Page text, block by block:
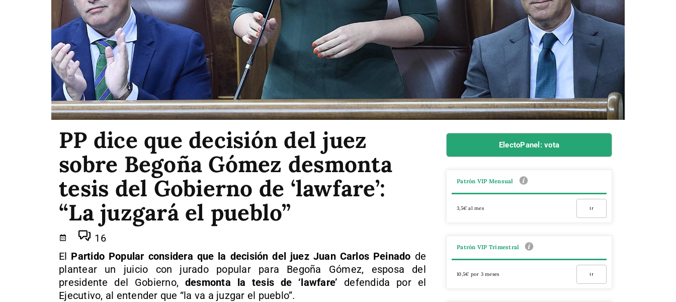
PP dice que decisión del juez
sobre Begoña Gómez desmonta
tesis del Gobierno de ‘lawfare’:
“La juzgará el pueblo”
16
El Partido Popular considera que la decisión del juez Juan Carlos Peinado de
plantear un juicio con jurado popular para Begoña Gómez, esposa del
presidente del Gobierno, desmonta la tesis de ‘lawfare’ defendida por el
Ejecutivo, al entender que “la va a juzgar el pueblo”.
ElectoPanel: vota
Patrón VIP Mensual
3,5€ al mes Ir
Patrón VIP Trimestral
10,5€ por 3 meses Ir